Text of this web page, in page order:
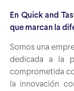
En Quick and
que marcan la
Somos una
dedicada a la
comprometida
la innovación